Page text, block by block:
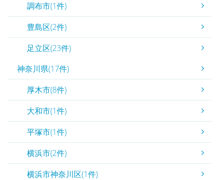
調布市(1件)
豊島区(2件)
足立区(23件)
神奈川県(17件)
厚木市(8件)
大和市(1件)
平塚市(1件)
横浜市(2件)
横浜市神奈川区(1件)